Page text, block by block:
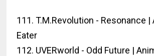
111. T.M.Revolution - Resonance |
Eater
112. UVERworld - Odd Future |